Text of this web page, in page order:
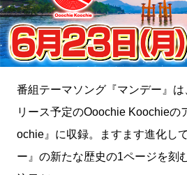
番組テーマソング『マンデー』
リース予定のOoochie Koochieの
ochie』に収録。ますます進化し
ー』の新たな歴史の1ページを刻